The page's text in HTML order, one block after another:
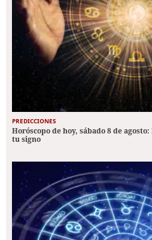
PREDICCIONES
Horóscopo de hoy, sábado 8 de
tu signo